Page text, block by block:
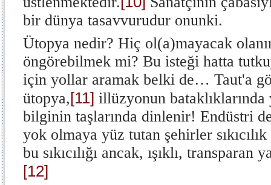
bir dünya tasavvurudur onunki.
Ütopya nedir? Hiç ol(a)mayacak
öngörebilmek mi? Bu isteği hatta
için yollar aramak belki de… Taut'a
ütopya,[11] illüzyonun bataklıklarında
bilginin taşlarında dinlenir! Endüstri
yok olmaya yüz tutan şehirler
bu sıkıcılığı ancak, ışıklı,
[12]